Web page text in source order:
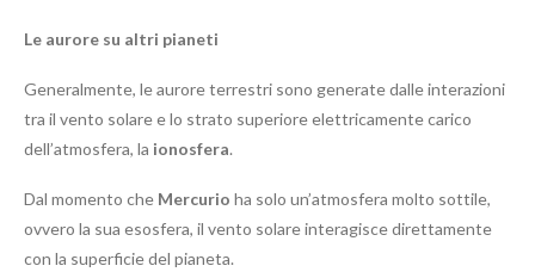
Le aurore su altri pianeti
Generalmente, le aurore terrestri sono generate dalle interazioni
tra il vento solare e lo strato superiore elettricamente carico
dell’atmosfera, la ionosfera.
Dal momento che Mercurio ha solo un’atmosfera molto sottile,
ovvero la sua esosfera, il vento solare interagisce direttamente
con la superficie del pianeta.